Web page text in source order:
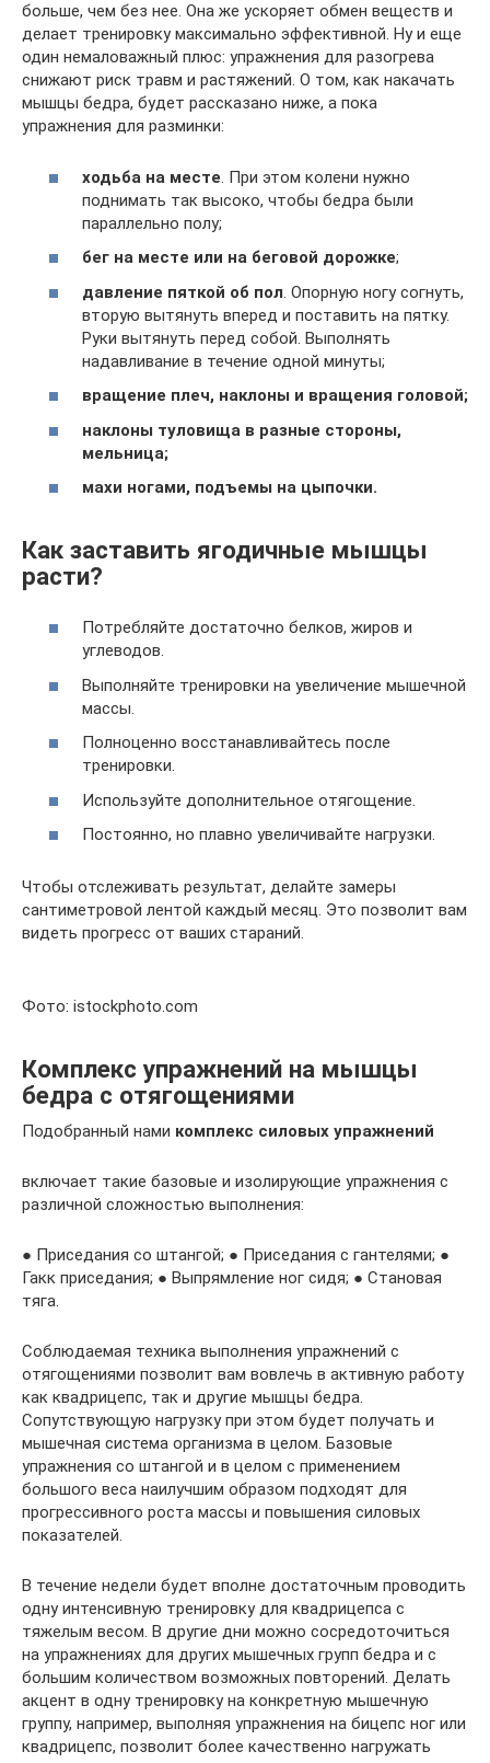
больше, чем без нее. Она же ускоряет обмен веществ и
делает тренировку максимально эффективной. Ну и еще
один немаловажный плюс: упражнения для разогрева
снижают риск травм и растяжений. О том, как накачать
мышцы бедра, будет рассказано ниже, а пока
упражнения для разминки:
ходьба на месте . При этом колени нужно
поднимать так высоко, чтобы бедра были
параллельно полу;
бег на месте или на беговой дорожке;
давление пяткой об пол . Опорную ногу согнуть,
вторую вытянуть вперед и поставить на пятку.
Руки вытянуть перед собой. Выполнять
надавливание в течение одной минуты;
вращение плеч, наклоны и вращения головой;
наклоны туловища в разные стороны,
мельница;
махи ногами, подъемы на цыпочки.
Как заставить ягодичные мышцы
расти?
Потребляйте достаточно белков, жиров и
углеводов.
Выполняйте тренировки на увеличение мышечной
массы.
Полноценно восстанавливайтесь после
тренировки.
Используйте дополнительное отягощение.
Постоянно, но плавно увеличивайте нагрузки.
Чтобы отслеживать результат, делайте замеры
сантиметровой лентой каждый месяц. Это позволит вам
видеть прогресс от ваших стараний.
Фото: istockphoto.com
Комплекс упражнений на мышцы
бедра с отягощениями
Подобранный нами комплекс силовых упражнений
включает такие базовые и изолирующие упражнения с
различной сложностью выполнения:
● Приседания со штангой; ● Приседания с гантелями; ●
Гакк приседания; ● Выпрямление ног сидя; ● Становая
тяга.
Соблюдаемая техника выполнения упражнений с
отягощениями позволит вам вовлечь в активную работу
как квадрицепс, так и другие мышцы бедра.
Сопутствующую нагрузку при этом будет получать и
мышечная система организма в целом. Базовые
упражнения со штангой и в целом с применением
большого веса наилучшим образом подходят для
прогрессивного роста массы и повышения силовых
показателей.
В течение недели будет вполне достаточным проводить
одну интенсивную тренировку для квадрицепса с
тяжелым весом. В другие дни можно сосредоточиться
на упражнениях для других мышечных групп бедра и с
большим количеством возможных повторений. Делать
акцент в одну тренировку на конкретную мышечную
группу, например, выполняя упражнения на бицепс ног или
квадрицепс, позволит более качественно нагружать